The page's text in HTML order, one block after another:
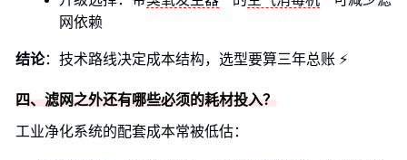
网依赖
结论：技术路线决定成本结构，选型要算三年总账 ⚡
四、滤网之外还有哪些必须的耗材投入？
工业净化系统的配套成本常被低估：